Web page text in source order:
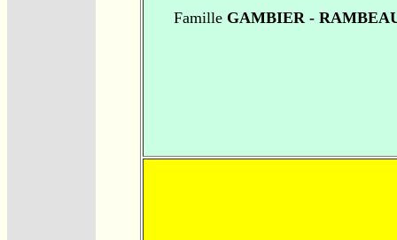
Famille GAMBIER -